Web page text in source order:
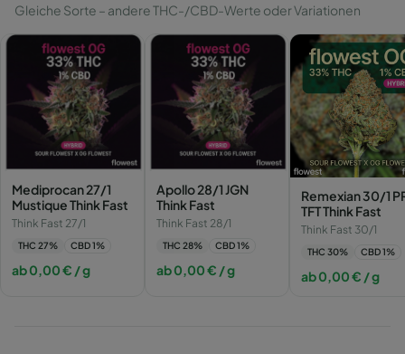
Gleiche Sorte – andere THC-/CBD-Werte oder Variationen
Mediprocan 27/1
Mustique Think Fast
Think Fast 27/1
THC 27% CBD1%
ab0,00€ / g
Apollo 28/1 JGN
Think Fast
Think Fast 28/1
THC 28% CBD1%
ab0,00€ / g
Remexian 30/1
TFT Think Fast
Think Fast 30/1
THC 30% CBD1%
ab0,00€ / g